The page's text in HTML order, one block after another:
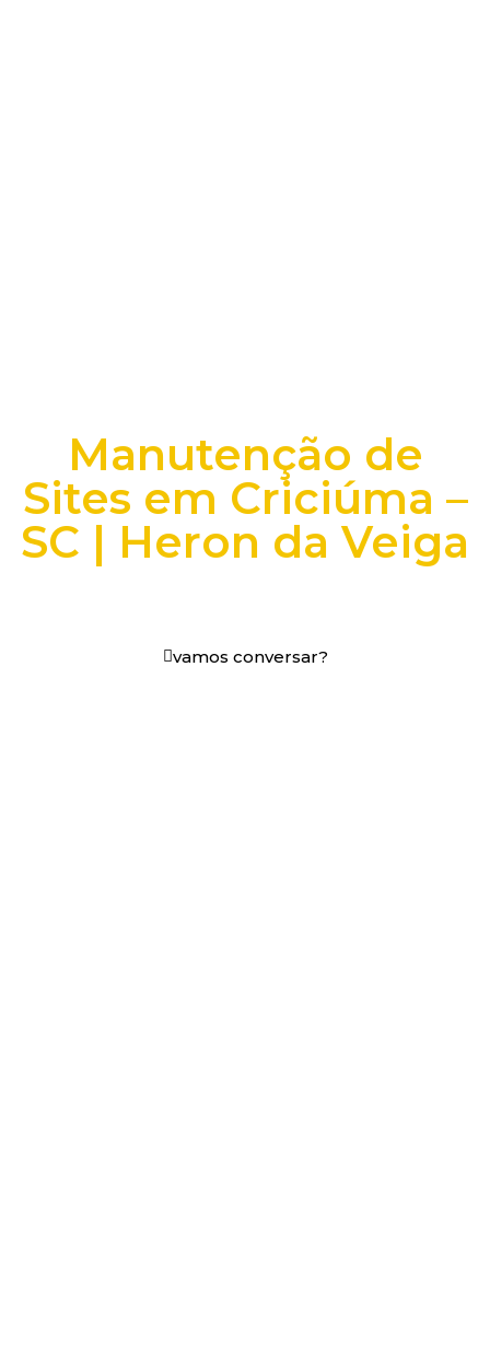
Manutenção de
Sites em Criciúma –
SC | Heron da Veiga
vamos conversar?